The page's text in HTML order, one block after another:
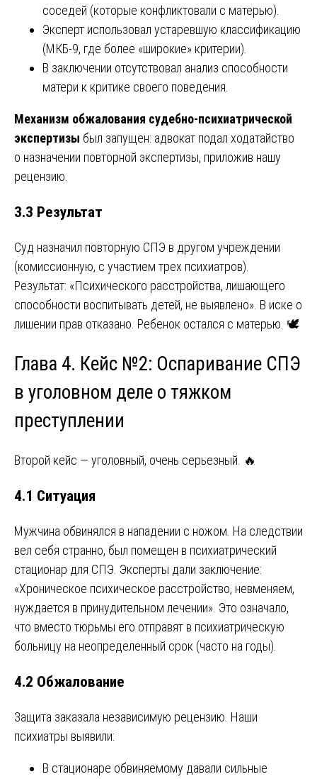
соседей (которые конфликтовали с матерью).
Эксперт использовал устаревшую классификацию
(МКБ-9, где более «широкие» критерии).
В заключении отсутствовал анализ способности
матери к критике своего поведения.
Механизм обжалования судебно-психиатрической
экспертизы был запущен: адвокат подал ходатайство
о назначении повторной экспертизы, приложив нашу
рецензию.
3.3 Результат
Суд назначил повторную СПЭ в другом учреждении
(комиссионную, с участием трех психиатров).
Результат: «Психического расстройства, лишающего
способности воспитывать детей, не выявлено». В иске о
лишении прав отказано. Ребенок остался с матерью. 🕊️
Глава 4. Кейс №2: Оспаривание СПЭ
в уголовном деле о тяжком
преступлении
Второй кейс — уголовный, очень серьезный. 🔥
4.1 Ситуация
Мужчина обвинялся в нападении с ножом. На следствии
вел себя странно, был помещен в психиатрический
стационар для СПЭ. Эксперты дали заключение:
«Хроническое психическое расстройство, невменяем,
нуждается в принудительном лечении». Это означало,
что вместо тюрьмы его отправят в психиатрическую
больницу на неопределенный срок (часто на годы).
4.2 Обжалование
Защита заказала независимую рецензию. Наши
психиатры выявили:
В стационаре обвиняемому давали сильные